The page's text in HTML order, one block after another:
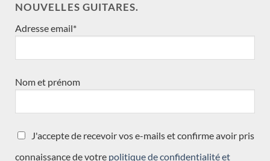
arrivée ce mois
Eugenio Naso
John Price
Vasilis Vaseleiadis
Will Hamm
Régis Sala
NOUVELLES GUITARES.
Adresse email*
Nom et prénom
J'accepte de recevoir vos e-mails et confirme avoir pris
connaissance de votre politique de confidentialité et